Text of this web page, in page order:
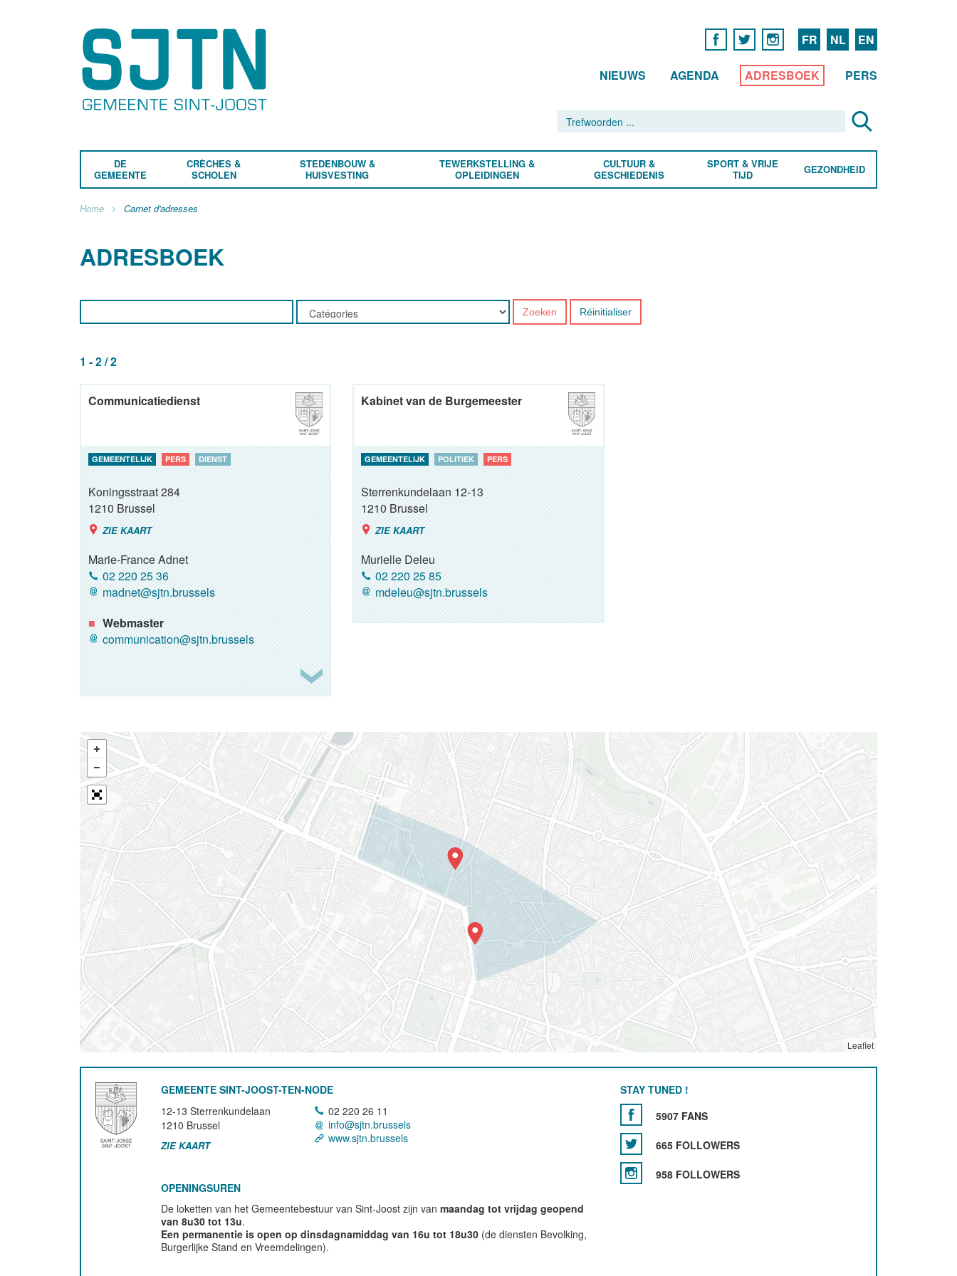
FR NL EN
NIEUWS AGENDA ADRESBOEK PERS
DE
GEMEENTE
CRÈCHES &
SCHOLEN
STEDENBOUW &
HUISVESTING
TEWERKSTELLING &
OPLEIDINGEN
CULTUUR &
GESCHIEDENIS
SPORT & VRIJE
TIJD
GEZONDHEID
Home Carnet d'adresses
ADRESBOEK
Zoeken Réinitialiser
1 - 2 / 2
Communicatiedienst
GEMEENTELIJK PERS DIENST
Koningsstraat 284
1210Brussel
ZIE KAART
Marie-France Adnet
02 220 25 36
madnet@sjtn.brussels
Webmaster
communication@sjtn.brussels
Kabinet van de Burgemeester
GEMEENTELIJK POLITIEK PERS
Sterrenkundelaan 12-13
1210Brussel
ZIE KAART
Murielle Deleu
02 220 25 85
mdeleu@sjtn.brussels
Leaflet
GEMEENTE SINT-JOOST-TEN-NODE
12-13 Sterrenkundelaan
1210 Brussel
ZIE KAART
02 220 26 11
info@sjtn.brussels
www.sjtn.brussels
OPENINGSUREN
De loketten van het Gemeentebestuur van Sint-Joost zijn vanmaandag tot vrijdag geopend
van 8u30 tot 13u.
Een permanentie is open op dinsdagnamiddag van 16u tot 18u30 (de diensten Bevolking,
Burgerlijke Stand en Vreemdelingen).
STAY TUNED !
5907 FANS
665 FOLLOWERS
958 FOLLOWERS